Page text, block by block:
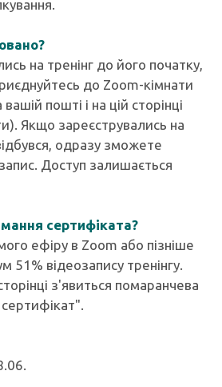
на тренінг до його початку,
до Zoom-кімнати
пошті і на цій сторінці
Якщо зареєструвались на
одразу зможете
Доступ залишається
сертифіката?
ефіру в Zoom або пізніше
51% відеозапису тренінгу.
з'явиться помаранчева